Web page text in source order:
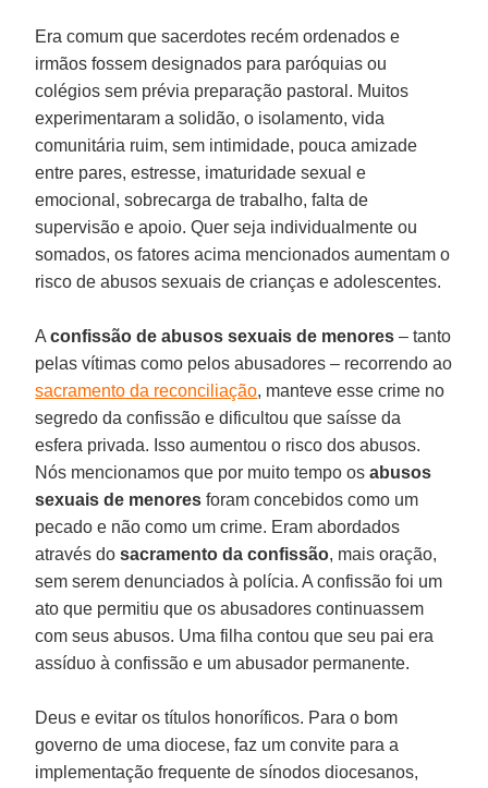
Era comum que sacerdotes recém ordenados e
irmãos fossem designados para paróquias ou
colégios sem prévia preparação pastoral. Muitos
experimentaram a solidão, o isolamento, vida
comunitária ruim, sem intimidade, pouca amizade
entre pares, estresse, imaturidade sexual e
emocional, sobrecarga de trabalho, falta de
supervisão e apoio. Quer seja individualmente ou
somados, os fatores acima mencionados aumentam o
risco de abusos sexuais de crianças e adolescentes.
Aconfissão de abusos sexuais de menores – tanto
pelas vítimas como pelos abusadores – recorrendo ao
sacramento da reconciliação, manteve esse crime no
segredo da confissão e dificultou que saísse da
esfera privada. Isso aumentou o risco dos abusos.
Nós mencionamos que por muito tempo osabusos
sexuais de menores foram concebidos como um
pecado e não como um crime. Eram abordados
através dosacramento da confissão, mais oração,
sem serem denunciados à polícia. A confissão foi um
ato que permitiu que os abusadores continuassem
com seus abusos. Uma filha contou que seu pai era
assíduo à confissão e um abusador permanente.
Deus e evitar os títulos honoríficos. Para o bom
governo de uma diocese, faz um convite para a
implementação frequente de sínodos diocesanos,